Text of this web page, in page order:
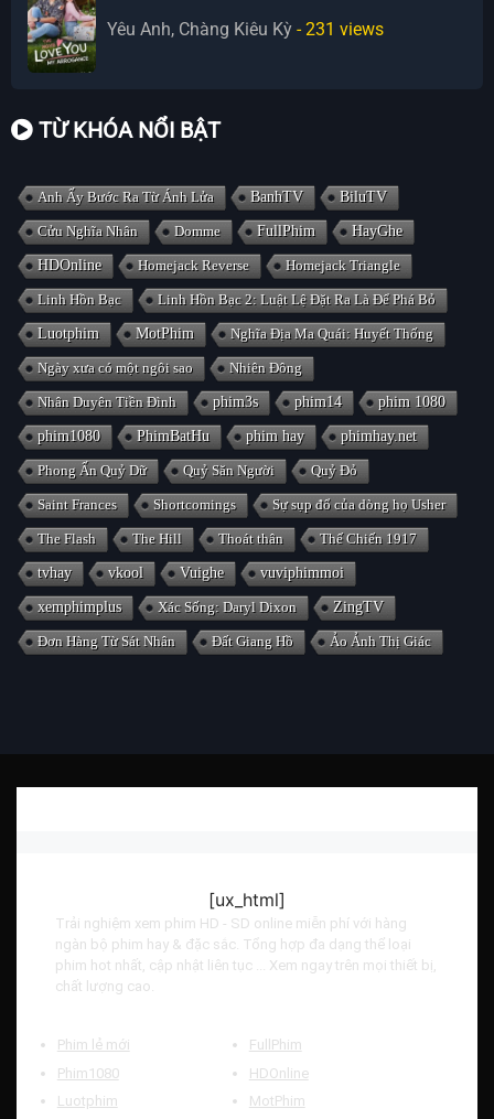
Yêu Anh, Chàng Kiêu Kỳ - 231 views
TỪ KHÓA NỔI BẬT
Anh Ấy Bước Ra Từ Ánh Lửa BanhTV BiluTV
Cửu Nghĩa Nhân Domme FullPhim HayGhe
HDOnline Homejack Reverse Homejack Triangle
Linh Hồn Bạc Linh Hồn Bạc 2: Luật Lệ Đặt Ra Là Để Phá Bỏ
Luotphim MotPhim Nghĩa Địa Ma Quái: Huyết Thống
Ngày xưa có một ngôi sao Nhiên Đông
Nhân Duyên Tiền Đình phim3s phim14 phim 1080
phim1080 PhimBatHu phim hay phimhay.net
Phong Ấn Quỷ Dữ Quỷ Săn Người Quỷ Đỏ
Saint Frances Shortcomings Sự sụp đổ của dòng họ Usher
The Flash The Hill Thoát thân Thế Chiến 1917
tvhay vkool Vuighe vuviphimmoi
xemphimplus Xác Sống: Daryl Dixon ZingTV
Đơn Hàng Từ Sát Nhân Đất Giang Hồ Ảo Ảnh Thị Giác